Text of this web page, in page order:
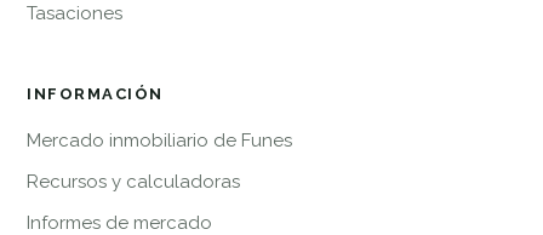
Tasaciones
INFORMACIÓN
Mercado inmobiliario de Funes
Recursos y calculadoras
Informes de mercado